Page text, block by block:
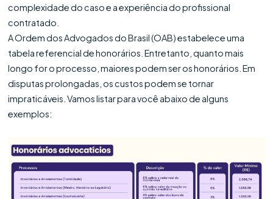
complexidade do caso e a experiência do profissional
contratado.
A Ordem dos Advogados do Brasil (OAB) estabelece uma
tabela referencial de honorários. Entretanto, quanto mais
longo for o processo, maiores podem ser os honorários. Em
disputas prolongadas, os custos podem se tornar
impraticáveis. Vamos listar para você abaixo de alguns
exemplos: